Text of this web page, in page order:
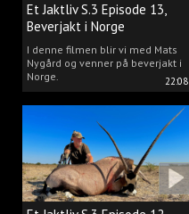
22:08
Et Jaktliv S.3 Episode 13,
Beverjakt i Norge
I denne filmen blir vi med Mats
Nygård og venner på beverjakt i
Norge.